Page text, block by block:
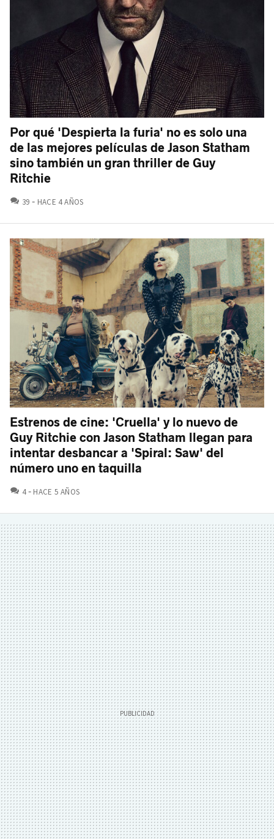
Por qué 'Despierta la furia' no es solo una
de las mejores películas de Jason Statham
sino también un gran thriller de Guy
Ritchie
39 COMENTARIOS
HACE 4 AÑOS
Estrenos de cine: 'Cruella' y lo nuevo de
Guy Ritchie con Jason Statham llegan para
intentar desbancar a 'Spiral: Saw' del
número uno en taquilla
4 COMENTARIOS
HACE 5 AÑOS